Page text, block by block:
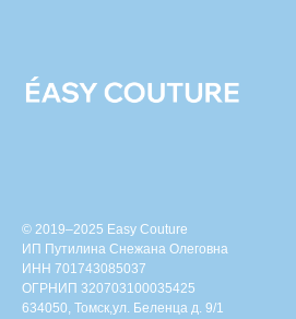
© 2019–2025 Easy Couture
ИП Путилина Снежана Олеговна
ИНН 701743085037
ОГРНИП 320703100035425
634050, Томск,ул. Беленца д. 9/1